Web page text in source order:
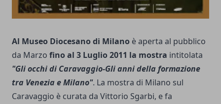
Al Museo Diocesano di Milano è aperta al pubblico
da Marzo fino al 3 Luglio 2011 la mostra intitolata
"Gli occhi di Caravaggio-Gli anni della formazione
tra Venezia e Milano". La mostra di Milano sul
Caravaggio è curata da Vittorio Sgarbi, e fa